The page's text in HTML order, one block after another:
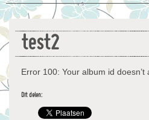
test2
Error 100: Your album id doesn’t
Dit delen: